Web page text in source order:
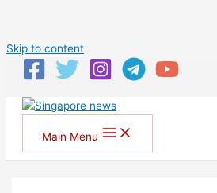
Skip to content
Main Menu